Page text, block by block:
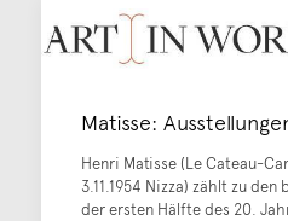
Matisse:
Henri Matisse (Le Cateau-
3.11.1954 Nizza) zählt zu
der ersten Hälfte des 20.